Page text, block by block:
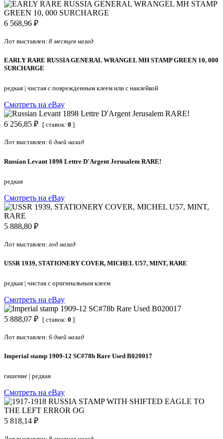
6 568,96 ₽
Лот выставлен: 8 месяцев назад
EARLY RARE RUSSIA GENERAL WRANGEL MH STAMP GREEN 10, 000
SURCHARGE
редкая | чистая с поврежденным клеем или с наклейкой
Смотреть на eBay
6 256,85 ₽ [ ставок: 0 ]
Лот выставлен: 6 дней назад
Russian Levant 1898 Lettre D'Argent Jerusalem RARE!
редкая
Смотреть на eBay
5 888,80 ₽
Лот выставлен: год назад
USSR 1939, STATIONERY COVER, MICHEL U57, MINT, RARE
редкая | чистая с оригинальным клеем
Смотреть на eBay
5 888,07 ₽ [ ставок: 0 ]
Лот выставлен: 6 дней назад
Imperial stamp 1909-12 SC#78b Rare Used B020017
гашение | редкая
Смотреть на eBay
5 818,14 ₽